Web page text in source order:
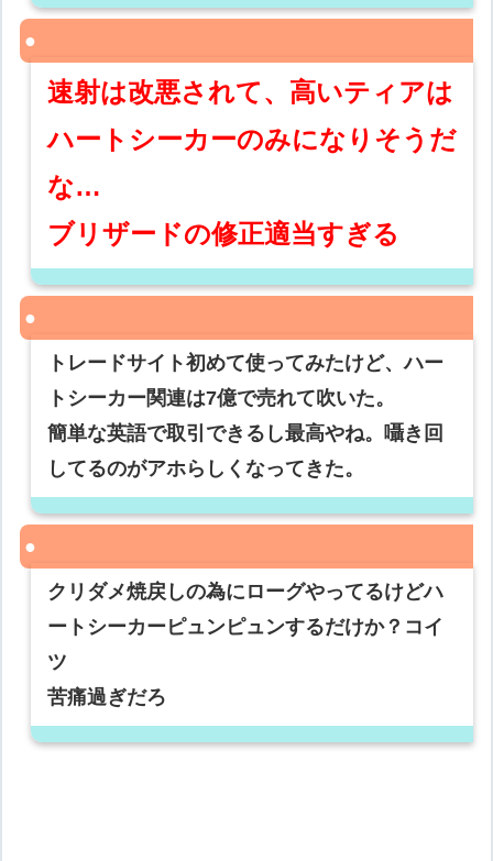
速射は改悪されて、高いティアは
ハートシーカーのみになりそうだ
な…
ブリザードの修正適当すぎる
トレードサイト初めて使ってみたけど、ハー
トシーカー関連は7億で売れて吹いた。
簡単な英語で取引できるし最高やね。囁き回
してるのがアホらしくなってきた。
クリダメ焼戻しの為にローグやってるけどハ
ートシーカーピュンピュンするだけか？コイ
ツ
苦痛過ぎだろ